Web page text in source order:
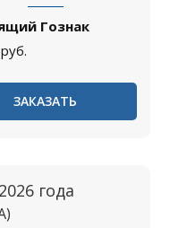
Гознак
руб.
ЗАКАЗАТЬ
года